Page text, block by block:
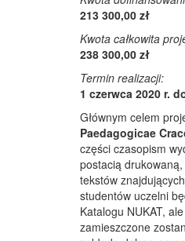
213 300,00 zł
Kwota całkowita
238 300,00 zł
Termin realizacji:
1 czerwca 2020 r.
Głównym celem
Paedagogicae
części czasopism
postacią
tekstów
studentów uczelni
Katalogu NUKAT,
zamieszczone